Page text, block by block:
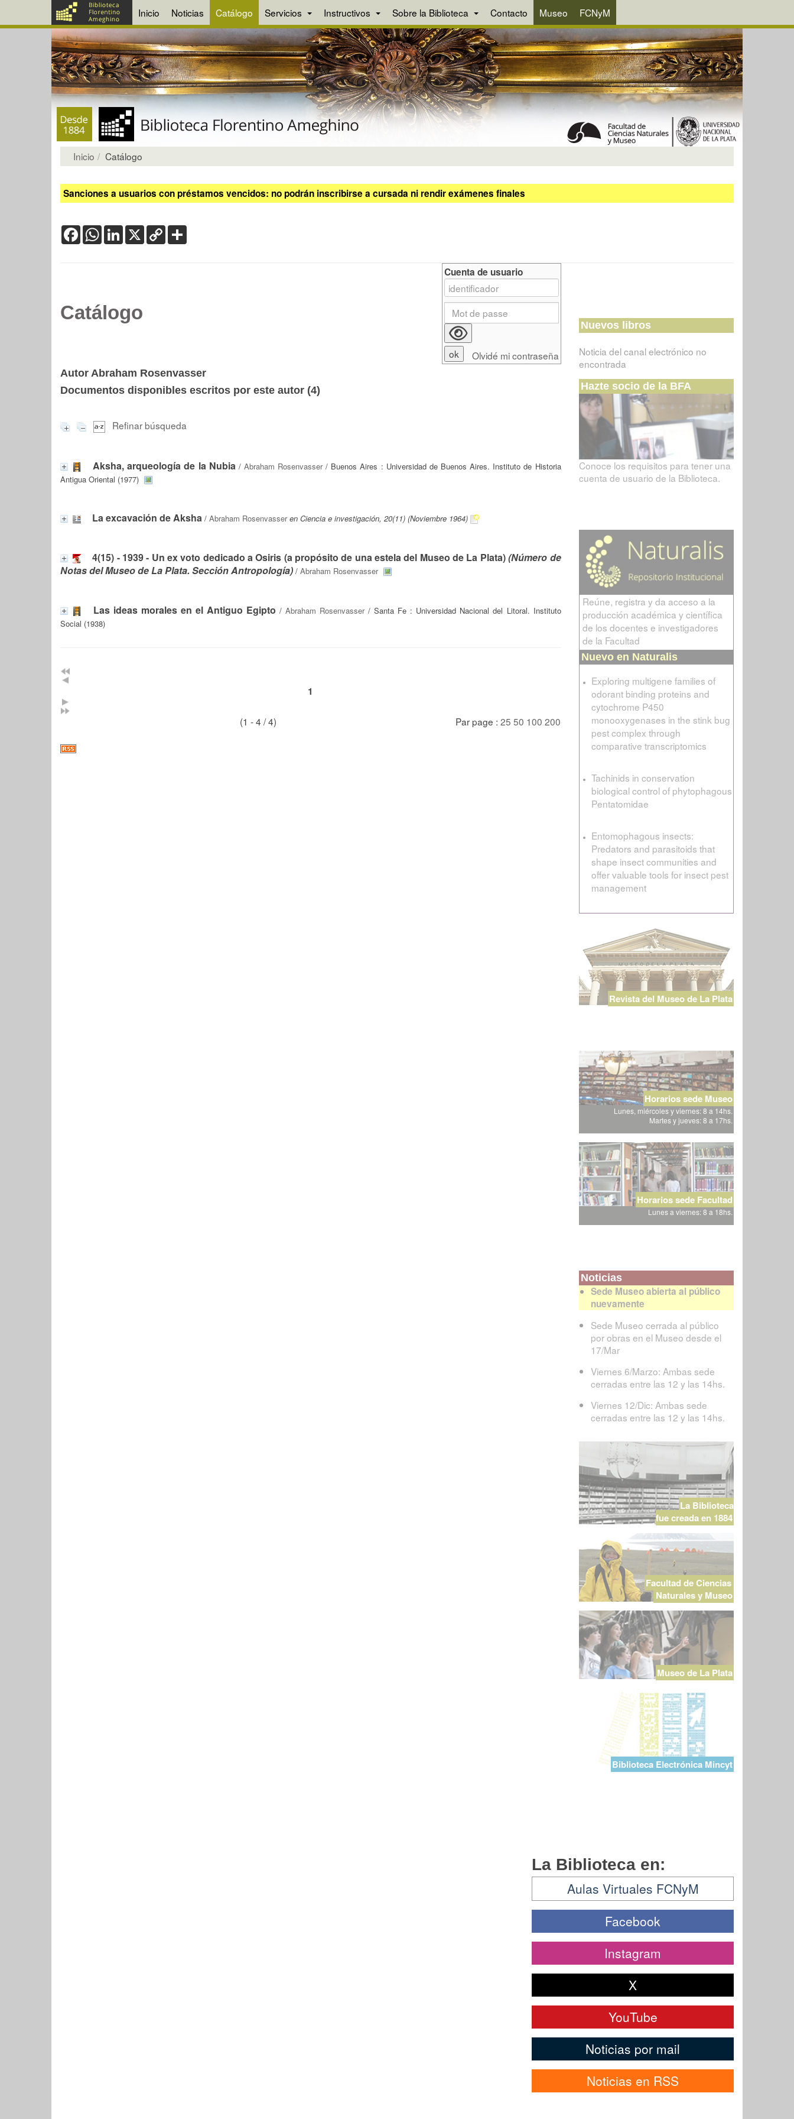
Inicio Noticias Catálogo Servicios Instructivos Sobre la Biblioteca Contacto Museo FCNyM
Inicio Catálogo
Sanciones a usuarios con préstamos vencidos: no podrán inscribirse a cursada ni rendir exámenes finales
FacebookWhatsApp
LinkedIn
X Copy
Link
Catálogo
Autor Abraham Rosenvasser
Documentos disponibles escritos por este autor (4)
Refinar búsqueda
Aksha, arqueología de la Nubia/ Abraham Rosenvasser/ Buenos Aires : Universidad de Buenos Aires. Instituto de Historia
Antigua Oriental (1977)
La excavación de Aksha / Abraham Rosenvasser en Ciencia e investigación, 20(11) (Noviembre 1964)
4(15) - 1939 - Un ex voto dedicado a Osiris (a propósito de una estela del Museo de La Plata)(Número de
Notas del Museo de La Plata. Sección Antropología) / Abraham Rosenvasser
Las ideas morales en el Antiguo Egipto /Abraham Rosenvasser/ Santa Fe : Universidad Nacional del Litoral. Instituto
Social (1938)
1
(1 - 4 / 4) Par page : 25 50 100 200
Cuenta de usuario
Olvidé mi contraseña
Nuevos libros
Noticia del canal electrónico no
encontrada
Hazte socio de la BFA
Conoce los requisitos para tener una
cuenta de usuario de la Biblioteca.
Reúne, registra y da acceso a la
producción académica y científica
de los docentes e investigadores
de la Facultad
Nuevo en Naturalis
Exploring multigene families of
odorant binding proteins and
cytochrome P450
monooxygenases in the stink bug
pest complex through
comparative transcriptomics
Tachinids in conservation
biological control of phytophagous
Pentatomidae
Entomophagous insects:
Predators and parasitoids that
shape insect communities and
offer valuable tools for insect pest
management
Revista del Museo de La Plata
Horarios sede Museo
Lunes, miércoles y viernes: 8 a 14hs.
Martes y jueves: 8 a 17hs.
Horarios sede Facultad
Lunes a viernes: 8 a 18hs.
Noticias
Sede Museo abierta al público
nuevamente
Sede Museo cerrada al público
por obras en el Museo desde el
17/Mar
Viernes 6/Marzo: Ambas sede
cerradas entre las 12 y las 14hs.
Viernes 12/Dic: Ambas sede
cerradas entre las 12 y las 14hs.
La Biblioteca
fue creada en 1884
Facultad de Ciencias
Naturales y Museo
Museo de La Plata
Biblioteca Electrónica Mincyt
La Biblioteca en:
Aulas Virtuales FCNyM
Facebook
Instagram
X
YouTube
Noticias por mail
Noticias en RSS